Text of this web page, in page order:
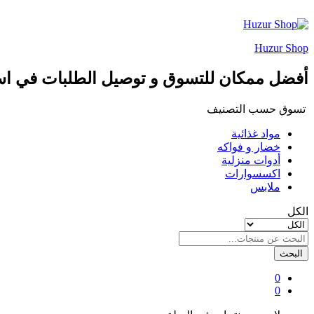
Huzur Shop
أفضل ممكان للتسوق و توصيل الطلبات في
تسوق حسب التصنيف
مواد غذائية
خضار و فواكه
أدوات منزلية
اكسسوارات
ملابس
الكل
البحث
0
0